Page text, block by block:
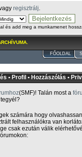
regisztrálj.
és add meg a munkamenet
FŐOLDAL
• Profil • Hozzászólás•
(SMF)! Talán most a
számára hogy
felhasználókra van
csak ezután válik